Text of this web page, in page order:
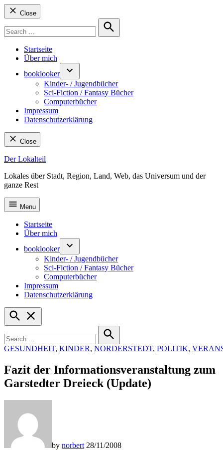
Close
for:
Search
Startseite
Über mich
booklooker
Kinder- / Jugendbücher
Sci-Fiction / Fantasy Bücher
Computerbücher
Impressum
Datenschutzerklärung
Close
Skip
content
Der Lokalteil
Lokales über Stadt, Region, Land, Web, das Universum und der
ganze Rest
Menu
Startseite
Über mich
booklooker
Kinder- / Jugendbücher
Sci-Fiction / Fantasy Bücher
Computerbücher
Impressum
Datenschutzerklärung
Open
Search
for:
Search
POSTED
GESUNDHEIT, KINDER, NORDERSTEDT, POLITIK,
Fazit der Informationsveranstaltung zum
Garstedter Dreieck (Update)
by norbert 28/11/2008